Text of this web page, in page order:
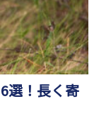
選！長く寄